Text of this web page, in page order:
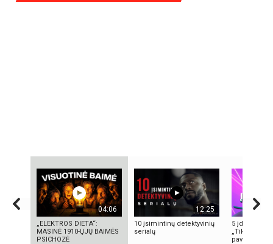
04:06
„ELEKTROS DIETA“:
MASINĖ 1910-ŲJŲ BAIMĖS
PSICHOZĖ
12:25
10 įsimintinų detektyvinių
serialų
5 įdomūs
„TikTok“: ką